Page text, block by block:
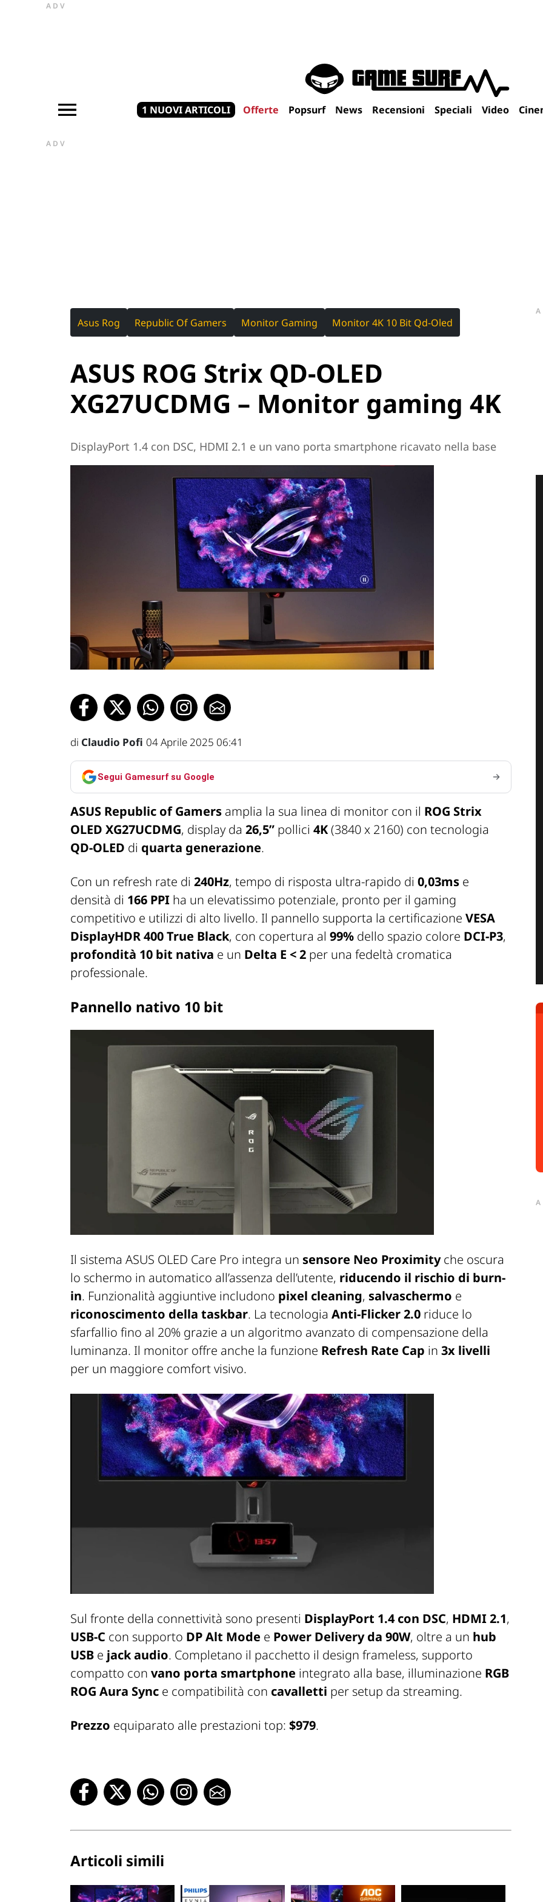
ADV
1 NUOVI ARTICOLI Offerte Popsurf News Recensioni Speciali Video
ADV
Asus Rog Republic Of Gamers Monitor Gaming Monitor 4K 10 Bit Qd-Oled
ASUS ROG Strix QD-OLED
XG27UCDMG – Monitor gaming 4K
DisplayPort 1.4 con DSC, HDMI 2.1 e un vano porta smartphone ricavato nella base
di Claudio Pofi 04 Aprile 2025 06:41
Segui Gamesurf su Google
ASUS Republic of Gamers amplia la sua linea di monitor con il ROG Strix
OLED XG27UCDMG, display da 26,5” pollici 4K(3840 x 2160) con tecnologia
QD-OLED di quarta generazione.
Con un refresh rate di 240Hz, tempo di risposta ultra-rapido di 0,03ms e
densità di 166 PPI ha un elevatissimo potenziale, pronto per il gaming
competitivo e utilizzi di alto livello. Il pannello supporta la certificazione VESA
DisplayHDR 400 True Black, con copertura al 99% dello spazio colore DCI-P3,
profondità 10 bit nativa e un Delta E < 2 per una fedeltà cromatica
professionale.
Pannello nativo 10 bit
Il sistema ASUS OLED Care Pro integra un sensore Neo Proximityche oscura
lo schermo in automatico all’assenza dell’utente, riducendo il rischio di burn-
in. Funzionalità aggiuntive includono pixel cleaning, salvaschermo e
riconoscimento della taskbar. La tecnologia Anti-Flicker 2.0 riduce lo
sfarfallio fino al 20% grazie a un algoritmo avanzato di compensazione della
luminanza. Il monitor offre anche la funzione Refresh Rate Cap in 3x livelli
per un maggiore comfort visivo.
Sul fronte della connettività sono presenti DisplayPort 1.4 con DSC, HDMI 2.1,
USB-C con supporto DP Alt Mode e Power Delivery da 90W, oltre a un hub
USB e jack audio. Completano il pacchetto il design frameless, supporto
compatto con vano porta smartphone integrato alla base, illuminazione RGB
ROG Aura Sync e compatibilità con cavalletti per setup da streaming.
Prezzo equiparato alle prestazioni top: $979.
Articoli simili